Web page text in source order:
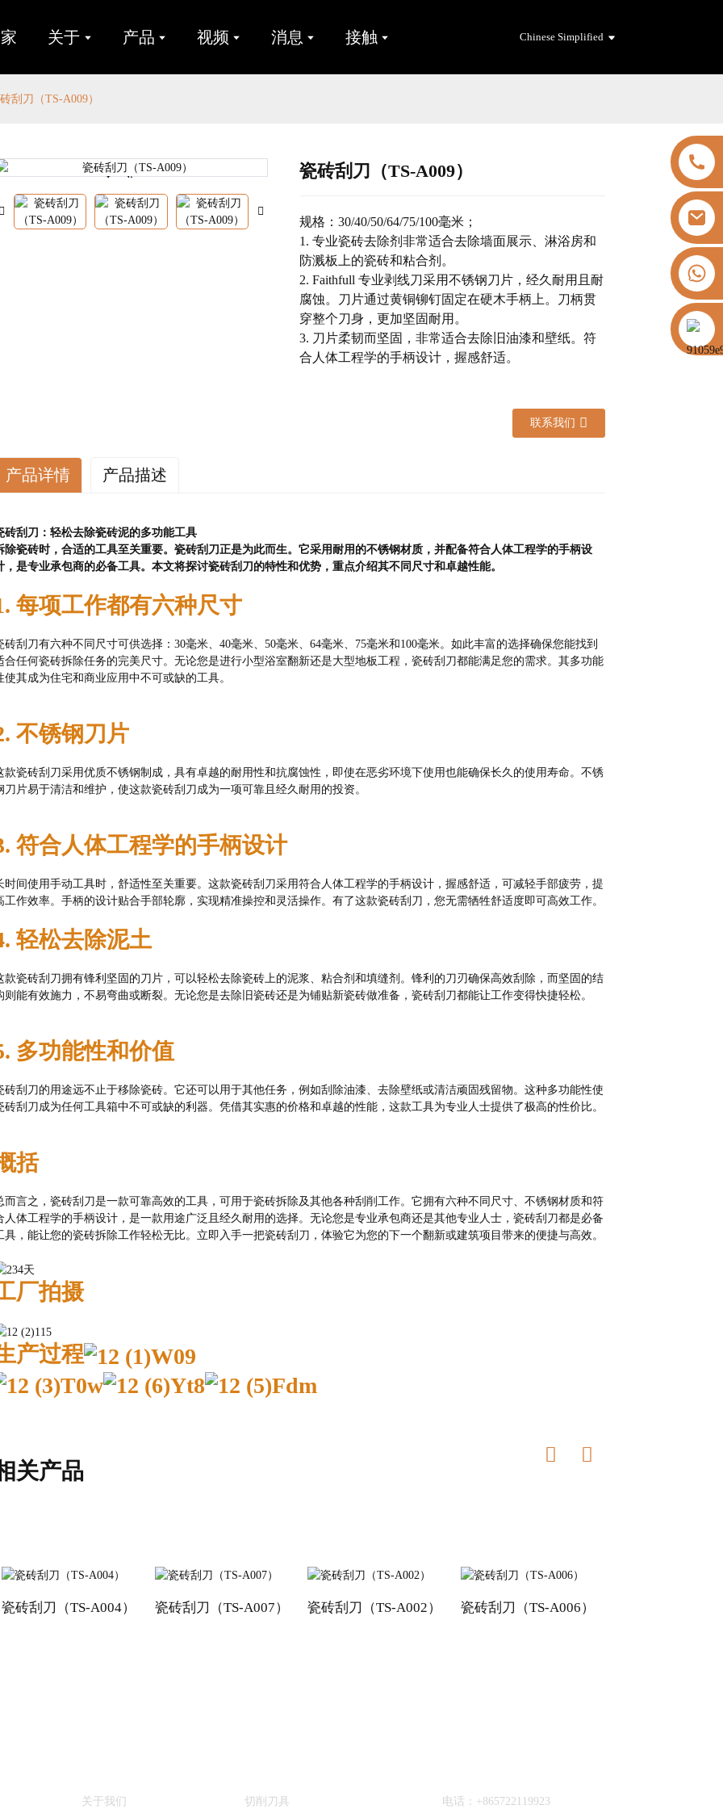
家 关于 产品 视频 消息 接触 Chinese Simplified
刮刀（TS-A009）
Loading...
Loading... Loading...
Loading...
瓷砖刮刀（TS-A009）
规格：30/40/50/64/75/100毫米；
1. 专业瓷砖去除剂非常适合去除墙面展示、淋浴房和
防溅板上的瓷砖和粘合剂。
2. Faithfull 专业剥线刀采用不锈钢刀片，经久耐用且耐
腐蚀。刀片通过黄铜铆钉固定在硬木手柄上。刀柄贯
穿整个刀身，更加坚固耐用。
3. 刀片柔韧而坚固，非常适合去除旧油漆和壁纸。符
合人体工程学的手柄设计，握感舒适。
联系我们
产品详情 产品描述
砖刮刀：轻松去除瓷砖泥的多功能工具
除瓷砖时，合适的工具至关重要。瓷砖刮刀正是为此而生。它采用耐用的不锈钢材质，并配备符合人体工程学的手柄设
，是专业承包商的必备工具。本文将探讨瓷砖刮刀的特性和优势，重点介绍其不同尺寸和卓越性能。
每项工作都有六种尺寸
砖刮刀有六种不同尺寸可供选择：30毫米、40毫米、50毫米、64毫米、75毫米和100毫米。如此丰富的选择确保您能找到
合任何瓷砖拆除任务的完美尺寸。无论您是进行小型浴室翻新还是大型地板工程，瓷砖刮刀都能满足您的需求。其多功能
使其成为住宅和商业应用中不可或缺的工具。
不锈钢刀片
款瓷砖刮刀采用优质不锈钢制成，具有卓越的耐用性和抗腐蚀性，即使在恶劣环境下使用也能确保长久的使用寿命。不锈
刀片易于清洁和维护，使这款瓷砖刮刀成为一项可靠且经久耐用的投资。
符合人体工程学的手柄设计
时间使用手动工具时，舒适性至关重要。这款瓷砖刮刀采用符合人体工程学的手柄设计，握感舒适，可减轻手部疲劳，提
工作效率。手柄的设计贴合手部轮廓，实现精准操控和灵活操作。有了这款瓷砖刮刀，您无需牺牲舒适度即可高效工作。
轻松去除泥土
款瓷砖刮刀拥有锋利坚固的刀片，可以轻松去除瓷砖上的泥浆、粘合剂和填缝剂。锋利的刀刃确保高效刮除，而坚固的结
则能有效施力，不易弯曲或断裂。无论您是去除旧瓷砖还是为铺贴新瓷砖做准备，瓷砖刮刀都能让工作变得快捷轻松。
多功能性和价值
砖刮刀的用途远不止于移除瓷砖。它还可以用于其他任务，例如刮除油漆、去除壁纸或清洁顽固残留物。这种多功能性使
砖刮刀成为任何工具箱中不可或缺的利器。凭借其实惠的价格和卓越的性能，这款工具为专业人士提供了极高的性价比。
括
而言之，瓷砖刮刀是一款可靠高效的工具，可用于瓷砖拆除及其他各种刮削工作。它拥有六种不同尺寸、不锈钢材质和符
人体工程学的手柄设计，是一款用途广泛且经久耐用的选择。无论您是专业承包商还是其他专业人士，瓷砖刮刀都是必备
具，能让您的瓷砖拆除工作轻松无比。立即入手一把瓷砖刮刀，体验它为您的下一个翻新或建筑项目带来的便捷与高效。
厂拍摄
产过程
关产品
瓷砖刮刀（TS-A004） 瓷砖刮刀（TS-A007） 瓷砖刮刀（TS-A002） 瓷砖刮刀（TS-A006）
关于我们 切削刀具 电话：+865722119923